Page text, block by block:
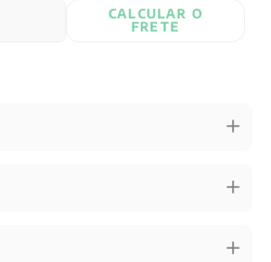
CALCULAR O
FRETE